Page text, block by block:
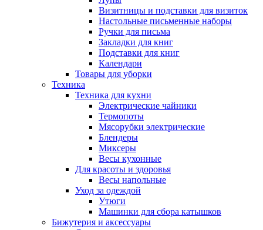
Визитницы и подставки для визиток
Настольные письменные наборы
Ручки для письма
Закладки для книг
Подставки для книг
Календари
Товары для уборки
Техника
Техника для кухни
Электрические чайники
Термопоты
Мясорубки электрические
Блендеры
Миксеры
Весы кухонные
Для красоты и здоровья
Весы напольные
Уход за одеждой
Утюги
Машинки для сбора катышков
Бижутерия и аксессуары